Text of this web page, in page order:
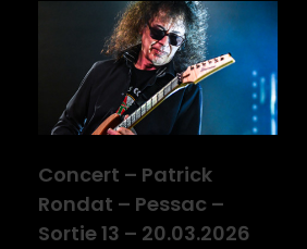
Concert – Patrick
Rondat – Pessac –
Sortie 13 – 20.03.2026